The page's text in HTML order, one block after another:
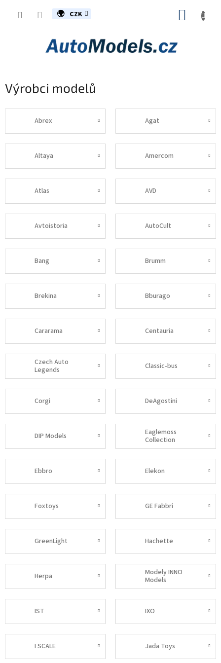
CZK
Výrobci modelů
Abrex Agat
Altaya Amercom
Atlas AVD
Avtoistoria AutoCult
Bang Brumm
Brekina Bburago
Cararama Centauria
Czech Auto
Legends
Classic-bus
Corgi DeAgostini
DIP Models
Eaglemoss
Collection
Ebbro Elekon
Foxtoys GE Fabbri
GreenLight Hachette
Herpa
Modely INNO
Models
IST IXO
I SCALE Jada Toys